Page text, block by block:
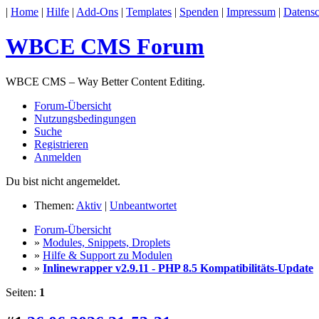
| Home | Hilfe | Add-Ons | Templates | Spenden | Impressum |
WBCE CMS Forum
WBCE CMS – Way Better Content Editing.
Forum-Übersicht
Nutzungsbedingungen
Suche
Registrieren
Anmelden
Du bist nicht angemeldet.
Themen: Aktiv | Unbeantwortet
Forum-Übersicht
» Modules, Snippets, Droplets
» Hilfe & Support zu Modulen
» Inlinewrapper v2.9.11 - PHP 8.5 Kompatibilitäts-Update
Seiten: 1